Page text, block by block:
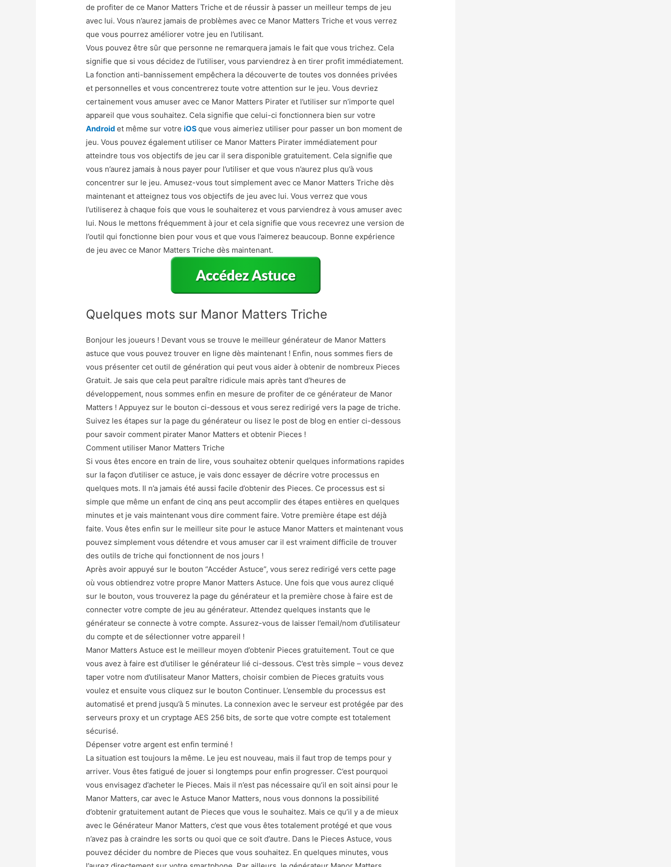
de profiter de ce Manor Matters Triche et de réussir à passer un meilleur temps de jeu
avec lui. Vous n’aurez jamais de problèmes avec ce Manor Matters Triche et vous verrez
que vous pourrez améliorer votre jeu en l’utilisant.
Vous pouvez être sûr que personne ne remarquera jamais le fait que vous trichez. Cela
signifie que si vous décidez de l’utiliser, vous parviendrez à en tirer profit immédiatement.
La fonction anti-bannissement empêchera la découverte de toutes vos données privées
et personnelles et vous concentrerez toute votre attention sur le jeu. Vous devriez
certainement vous amuser avec ce Manor Matters Pirater et l’utiliser sur n’importe quel
appareil que vous souhaitez. Cela signifie que celui-ci fonctionnera bien sur votre
Android et même sur votreiOSque vous aimeriez utiliser pour passer un bon moment de
jeu. Vous pouvez également utiliser ce Manor Matters Pirater immédiatement pour
atteindre tous vos objectifs de jeu car il sera disponible gratuitement. Cela signifie que
vous n’aurez jamais à nous payer pour l’utiliser et que vous n’aurez plus qu’à vous
concentrer sur le jeu. Amusez-vous tout simplement avec ce Manor Matters Triche dès
maintenant et atteignez tous vos objectifs de jeu avec lui. Vous verrez que vous
l’utiliserez à chaque fois que vous le souhaiterez et vous parviendrez à vous amuser avec
lui. Nous le mettons fréquemment à jour et cela signifie que vous recevrez une version de
l’outil qui fonctionne bien pour vous et que vous l’aimerez beaucoup. Bonne expérience
de jeu avec ce Manor Matters Triche dès maintenant.
Quelques mots sur Manor Matters Triche
Bonjour les joueurs ! Devant vous se trouve le meilleur générateur de Manor Matters
astuce que vous pouvez trouver en ligne dès maintenant ! Enfin, nous sommes fiers de
vous présenter cet outil de génération qui peut vous aider à obtenir de nombreux Pieces
Gratuit. Je sais que cela peut paraître ridicule mais après tant d’heures de
développement, nous sommes enfin en mesure de profiter de ce générateur de Manor
Matters ! Appuyez sur le bouton ci-dessous et vous serez redirigé vers la page de triche.
Suivez les étapes sur la page du générateur ou lisez le post de blog en entier ci-dessous
pour savoir comment pirater Manor Matters et obtenir Pieces !
Comment utiliser Manor Matters Triche
Si vous êtes encore en train de lire, vous souhaitez obtenir quelques informations rapides
sur la façon d’utiliser ce astuce, je vais donc essayer de décrire votre processus en
quelques mots. Il n’a jamais été aussi facile d’obtenir des Pieces. Ce processus est si
simple que même un enfant de cinq ans peut accomplir des étapes entières en quelques
minutes et je vais maintenant vous dire comment faire. Votre première étape est déjà
faite. Vous êtes enfin sur le meilleur site pour le astuce Manor Matters et maintenant vous
pouvez simplement vous détendre et vous amuser car il est vraiment difficile de trouver
des outils de triche qui fonctionnent de nos jours !
Après avoir appuyé sur le bouton “Accéder Astuce”, vous serez redirigé vers cette page
où vous obtiendrez votre propre Manor Matters Astuce. Une fois que vous aurez cliqué
sur le bouton, vous trouverez la page du générateur et la première chose à faire est de
connecter votre compte de jeu au générateur. Attendez quelques instants que le
générateur se connecte à votre compte. Assurez-vous de laisser l’email/nom d’utilisateur
du compte et de sélectionner votre appareil !
Manor Matters Astuce est le meilleur moyen d’obtenir Pieces gratuitement. Tout ce que
vous avez à faire est d’utiliser le générateur lié ci-dessous. C’est très simple – vous devez
taper votre nom d’utilisateur Manor Matters, choisir combien de Pieces gratuits vous
voulez et ensuite vous cliquez sur le bouton Continuer. L’ensemble du processus est
automatisé et prend jusqu’à 5 minutes. La connexion avec le serveur est protégée par des
serveurs proxy et un cryptage AES 256 bits, de sorte que votre compte est totalement
sécurisé.
Dépenser votre argent est enfin terminé !
La situation est toujours la même. Le jeu est nouveau, mais il faut trop de temps pour y
arriver. Vous êtes fatigué de jouer si longtemps pour enfin progresser. C’est pourquoi
vous envisagez d’acheter le Pieces. Mais il n’est pas nécessaire qu’il en soit ainsi pour le
Manor Matters, car avec le Astuce Manor Matters, nous vous donnons la possibilité
d’obtenir gratuitement autant de Pieces que vous le souhaitez. Mais ce qu’il y a de mieux
avec le Générateur Manor Matters, c’est que vous êtes totalement protégé et que vous
n’avez pas à craindre les sorts ou quoi que ce soit d’autre. Dans le Pieces Astuce, vous
pouvez décider du nombre de Pieces que vous souhaitez. En quelques minutes, vous